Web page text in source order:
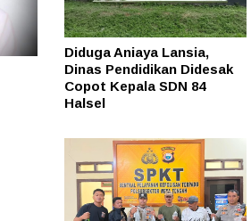
Diduga Aniaya Lansia,
Dinas Pendidikan Didesak
Copot Kepala SDN 84
Halsel